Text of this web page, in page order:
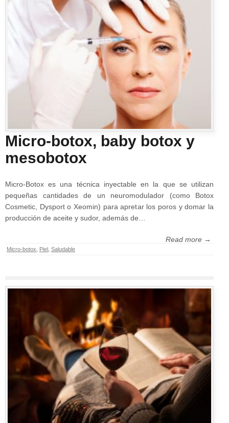
Micro-botox, baby botox y
mesobotox
Micro-Botox es una técnica inyectable en la que se utilizan
pequeñas cantidades de un neuromodulador (como Botox
Cosmetic, Dysport o Xeomin) para apretar los poros y domar la
producción de aceite y sudor, además de…
Read more →
Micro-botox Piel Saludable